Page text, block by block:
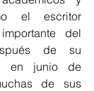
el escritor
del
de su
en junio de
de sus